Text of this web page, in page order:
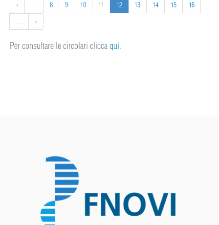
‹ … 8 9 10 11 12 13 14 15
16
…
›
Per consultare le circolari cliccaqui.